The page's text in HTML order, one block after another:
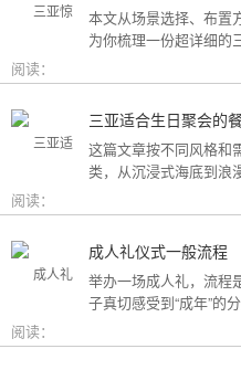
本文从场景选择、布置
为你梳理一份超详细的
阅读：
这篇文章按不同风格和
类，从沉浸式海底到浪
带庭院到高性价比好
阅读：
成人礼仪式一般流程
举办一场成人礼，流程
子真切感受到“成年”的
准的固定模板，它可
为你梳理了传统、现代
阅读：